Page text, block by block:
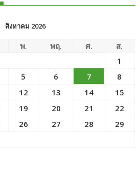
สิงหาคม 2026
พ. พฤ. ศ.
ส.
1
5 6 7
8
12 13 14
15
19 20 21
22
26 27 28
29